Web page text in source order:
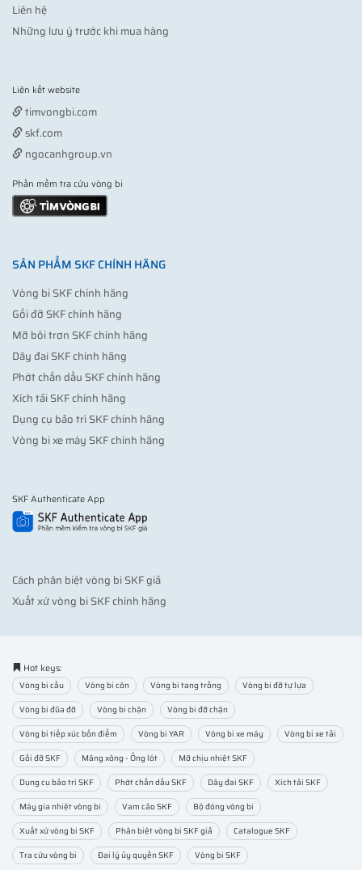
Liên hệ
Những lưu ý trước khi mua hàng
Liên kết website
timvongbi.com
skf.com
ngocanhgroup.vn
Phần mềm tra cứu vòng bi
SẢN PHẨM SKF CHÍNH HÃNG
Vòng bi SKF chính hãng
Gối đỡ SKF chính hãng
Mỡ bôi trơn SKF chính hãng
Dây đai SKF chính hãng
Phớt chắn dầu SKF chính hãng
Xích tải SKF chính hãng
Dụng cụ bảo trì SKF chính hãng
Vòng bi xe máy SKF chính hãng
SKF Authenticate App
Cách phân biệt vòng bi SKF giả
Xuất xứ vòng bi SKF chính hãng
Hot keys:
Vòng bi cầu Vòng bi côn Vòng bi tang trống
Vòng bi đỡ tự lựa
Vòng bi đũa đỡ
Vòng bi chặn
Vòng bi đỡ chặn
Vòng bi tiếp xúc bốn điểm
Vòng bi YAR Vòng bi xe máy
Vòng bi xe tải
Gối đỡ SKF
Măng xông - Ống lót
Mỡ chịu nhiệt SKF
Dụng cụ bảo trì SKF
Phớt chắn dầu SKF Dây đai SKF
Xích tải SKF
Máy gia nhiệt vòng bi
Vam cảo SKF
Bộ đóng vòng bi
Xuất xứ vòng bi SKF
Phân biệt vòng bi SKF giả
Catalogue SKF
Tra cứu vòng bi
Đại lý ủy quyền SKF Vòng bi SKF